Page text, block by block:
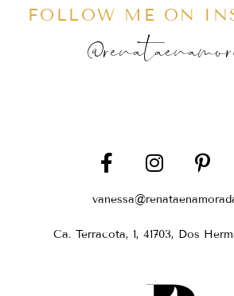
FOLLOW ME ON
Ca. Terracota, 1, 41703, Dos